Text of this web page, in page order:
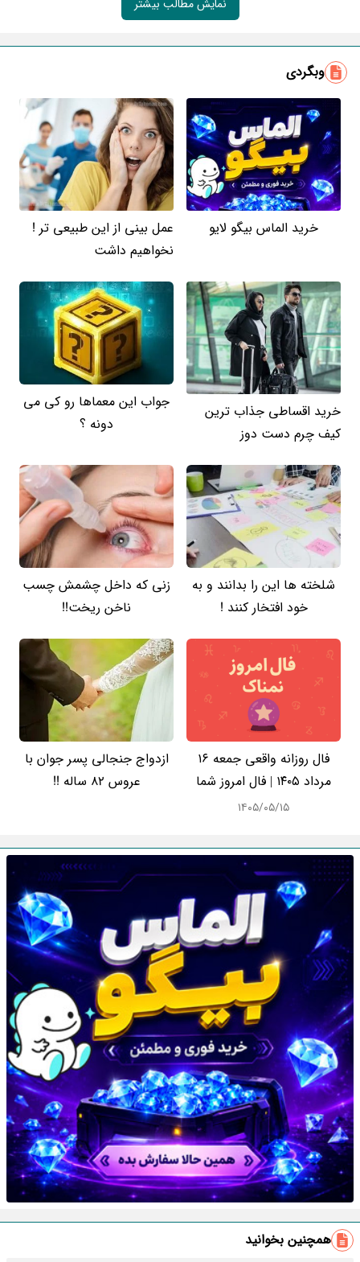
نمایش مطالب بیشتر
وبگردی
خرید الماس بیگو لایو
عمل بینی از این طبیعی تر !
نخواهیم داشت
خرید اقساطی جذاب ترین
کیف چرم دست دوز
جواب این معماها رو کی می
دونه ؟
شلخته ها این را بدانند و به
خود افتخار کنند !
زنی که داخل چشمش چسب
ناخن ریخت!!
فال روزانه واقعی جمعه ۱۶
مرداد ۱۴۰۵ | فال امروز شما
۱۴۰۵/۰۵/۱۵
ازدواج جنجالی پسر جوان با
عروس 82 ساله !!
همچنین بخوانید